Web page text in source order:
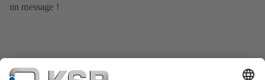
un message !